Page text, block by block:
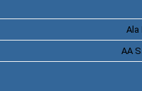
Ala
AA